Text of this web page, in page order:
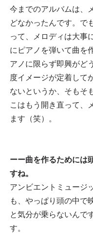
今までのアルバムは、
どなかったんです。で
って、メロディは大事
にピアノを弾いて曲を
アノに限らず即興がど
度イメージが定着して
ないというか、そもそ
こはもう開き直って、
ます（笑）。
ーー曲を作るためには
すね。
アンビエントミュージ
も、やっぱり頭の中で
と気分が乗らないんで
す。